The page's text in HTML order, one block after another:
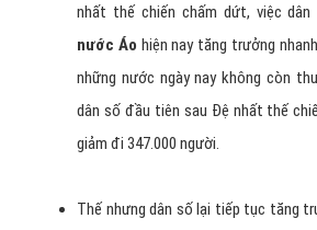
nhất thế chiến chấm dứt, việc
nước Áo hiện nay tăng trưởng
những nước ngày nay không còn
dân số đầu tiên sau Đệ nhất thế
giảm đi 347.000 người.
Thế nhưng dân số lại tiếp tục tăng